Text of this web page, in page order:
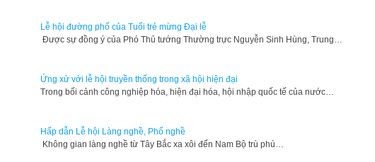
Lễ hội đường phố của Tuổi trẻ mừng Đại lễ
​ Được sự đồng ý của Phó Thủ tướng Thường trực Nguyễn Sinh Hùng, Trung…
Ứng xử với lễ hội truyền thống trong xã hội hiện đại
Trong bối cảnh công nghiệp hóa, hiện đại hóa, hội nhập quốc tế của nước…
Hấp dẫn Lễ hội Làng nghề, Phố nghề
​ Không gian làng nghề từ Tây Bắc xa xôi đến Nam Bộ trù phú…